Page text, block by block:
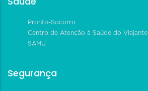
Pronto-Socorro
Centro de Atenção à Saúde do Viajante
SAMU
Segurança